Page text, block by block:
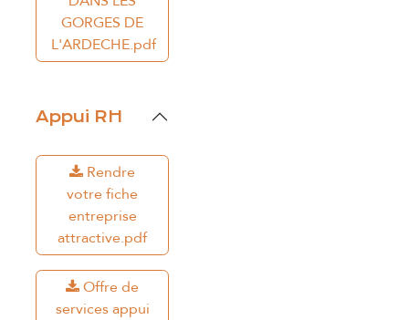
GORGES DE
L'ARDECHE.pdf
Appui RH
Rendre
votre fiche
entreprise
attractive.pdf
Offre de
services appui